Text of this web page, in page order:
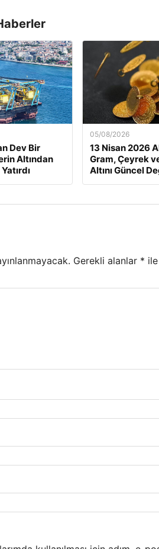
Dev Bir
Altından
05/08/2026
13 Nisan 2026
Gram, Çeyrek
Altını Güncel
Gerekli alanlar *